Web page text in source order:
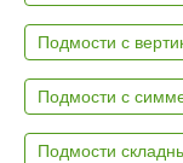
Подмости с
Подмости с
Подмости